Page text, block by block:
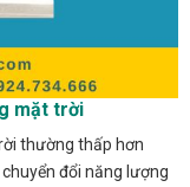
mặt trời
thường thấp hơn
đổi năng lượng